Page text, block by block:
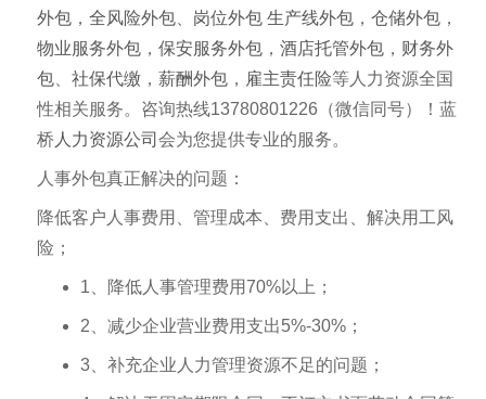
外包 ， 全风险外包 岗位外包 生产线外包 ， 仓储外包 ，
物业服务外包 ， 保安服务外包 ， 酒店托管外包 ， 财务外
包
社保代缴 ， 薪酬外包 ， 雇主责任险等人力资源全国
性相关服务。咨询热线13780801226（微信同号）！蓝
桥 人力资源公司 会为您提供专业的服务。
人事外包真正解决的问题：
降低客户人事费用、管理成本、费用支出、解决用工风
险；
1、降低人事管理费用70%以上；
2、减少企业营业费用支出5%-30%；
3、补充企业人力管理资源不足的问题；